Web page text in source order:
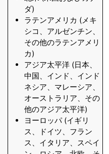
ダ)
ラテンアメリカ (メキ
シコ、アルゼンチン、
その他のラテンアメリ
カ)
アジア太平洋 (日本、
中国、インド、インド
ネシア、マレーシア、
オーストラリア、その
他のアジア太平洋)
ヨーロッパ (イギリ
ス、ドイツ、フラン
ス、イタリア、スペイ